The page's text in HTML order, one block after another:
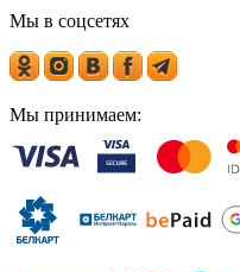
Мы в соцсетях
Мы принимаем: